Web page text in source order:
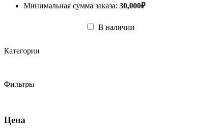
Минимальная сумма заказа: 30,000₽
В наличии
Категории
Фильтры
Цена